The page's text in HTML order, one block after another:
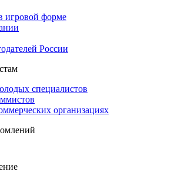
игровой форме
России
специалистов
организациях